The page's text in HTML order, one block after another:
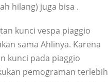
hilang) juga bisa .
kunci vespa piaggio
sama Ahlinya. Karena
kunci pada piaggio
pemograman terlebih